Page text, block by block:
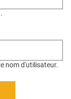
nom d'utilisateur.